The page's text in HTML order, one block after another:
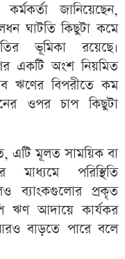
জানিয়েছেন,
ঘাটতি কিছুটা কমে
ভূমিকা রয়েছে।
একটি অংশ নিয়মিত
ঋণের বিপরীতে কম
ওপর চাপ কিছুটা
এটি মূলত সাময়িক বা
পরিস্থিতি
ব্যাংকগুলোর প্রকৃত
ঋণ আদায়ে কার্যকর
বাড়তে পারে বলে